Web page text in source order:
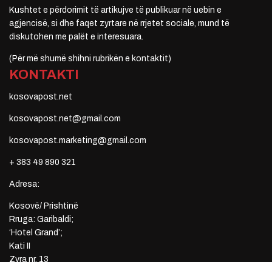
Kushtet e përdorimit të artikujve të publikuar në uebin e
agjencisë, si dhe faqet zyrtare në rrjetet sociale, mund të
diskutohen me palët e interesuara.
(Për më shumë shihni rubrikën e kontaktit)
KONTAKTI
kosovapost.net
kosovapost.net@gmail.com
kosovapost.marketing@gmail.com
+ 383 49 890 321
Adresa:
Kosovë/ Prishtinë
Rruga: Garibaldi;
‘Hotel Grand’;
Kati II
Zyra nr. 13